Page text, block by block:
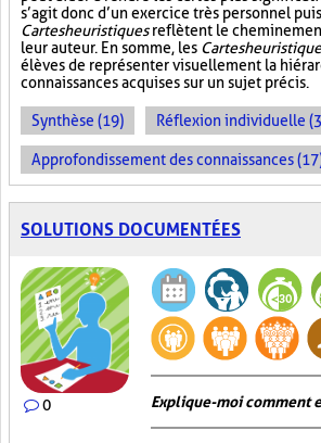
s’agit donc d’un exercice très personnel
Cartes heuristiquesreflètent le
leur auteur. En somme, les Cartes
élèves de représenter visuellement la
connaissances acquises sur un sujet précis.
Synthèse (19) Réflexion individuelle
Approfondissement des connaissances
SOLUTIONS DOCUMENTÉES
0 Explique-moi comment